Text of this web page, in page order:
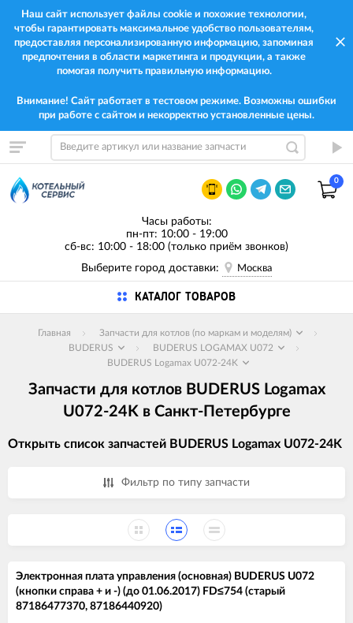
Наш сайт использует файлы cookie и похожие технологии,
чтобы гарантировать максимальное удобство пользователям,
предоставляя персонализированную информацию, запоминая
предпочтения в области маркетинга и продукции, а также
помогая получить правильную информацию.
Внимание! Сайт работает в тестовом режиме. Возможны ошибки
при работе с сайтом и некорректно установленные цены.
0
Часы работы:
пн-пт: 10:00 - 19:00
сб-вс: 10:00 - 18:00 (только приём звонков)
Выберите город доставки:
Москва
КАТАЛОГ ТОВАРОВ
Главная
Запчасти для котлов (по маркам и моделям)
BUDERUS
BUDERUS LOGAMAX U072
BUDERUS Logamax U072-24K
Запчасти для котлов BUDERUS Logamax
U072-24K в Санкт-Петербурге
Открыть список запчастей BUDERUS Logamax U072-24K
Фильтр по типу запчасти
Электронная плата управления (основная) BUDERUS U072
(кнопки справа + и -) (до 01.06.2017) FD≤754 (старый
87186477370, 87186440920)